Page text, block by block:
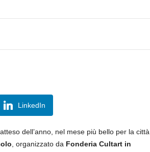
LinkedIn
dell’anno, nel mese più bello per la città
, organizzato da Fonderia Cultart in